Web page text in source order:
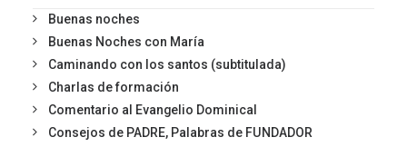
Buenas noches
Buenas Noches con María
Caminando con los santos (subtitulada)
Charlas de formación
Comentario al Evangelio Dominical
Consejos de PADRE, Palabras de FUNDADOR